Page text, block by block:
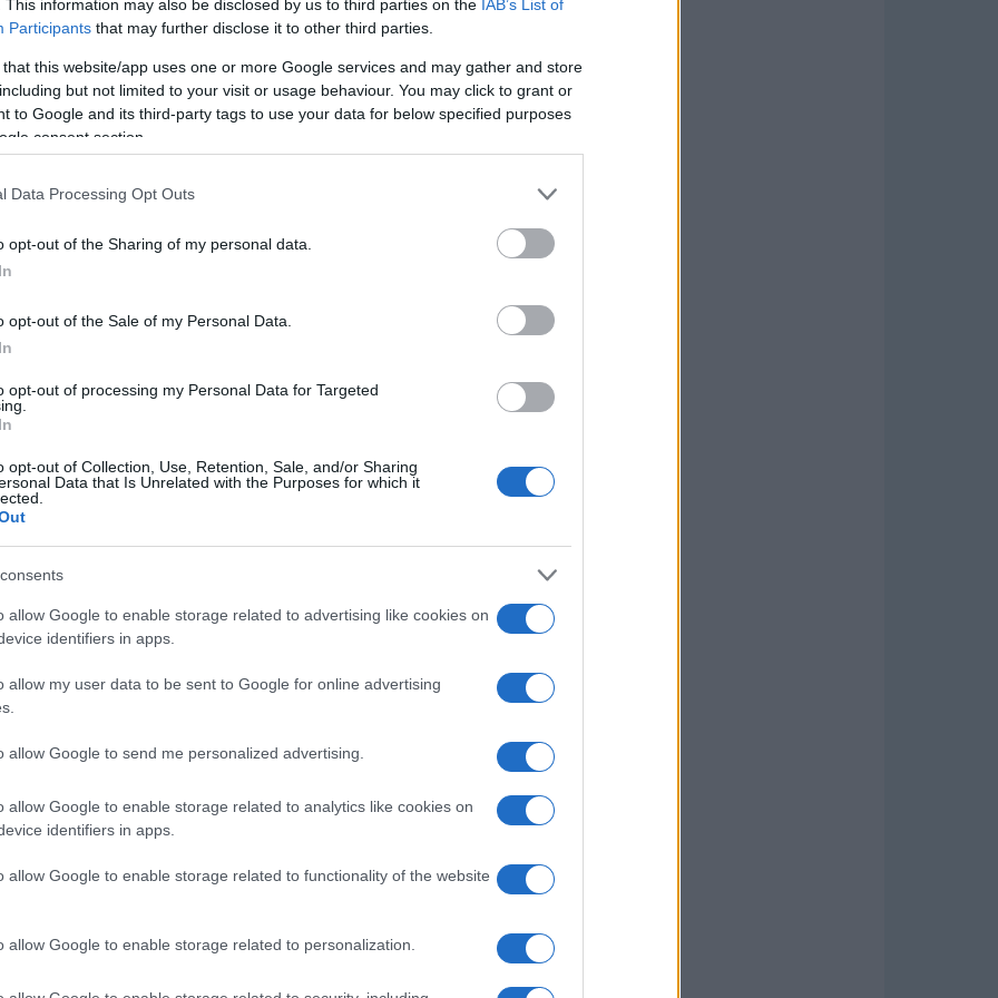
This information may also be disclosed by us to third parties on the IAB’s List of
Participants that may further disclose it to other third parties.
that this website/app uses one or more Google services and may gather and store
but not limited to your visit or usage behaviour. You may click to grant or
to Google and its third-party tags to use your data for below specified purposes
consent section.
Data Processing Opt Outs
opt-out of the Sharing of my personal data.
opt-out of the Sale of my Personal Data.
opt-out of processing my Personal Data for Targeted
opt-out of Collection, Use, Retention, Sale, and/or Sharing
Data that Is Unrelated with the Purposes for which it
allow Google to enable storage related to advertising like cookies on
identifiers in apps.
allow my user data to be sent to Google for online advertising
allow Google to send me personalized advertising.
allow Google to enable storage related to analytics like cookies on
identifiers in apps.
allow Google to enable storage related to functionality of the website
allow Google to enable storage related to personalization.
San Giovanni
San Giovanni es un verdadero tesoro que
y doradas, y el mar tiene ese tono
¿Te imaginas pasar tus días en una playa
talco? Es el destino ideal para familias, ya
cada rincón. Y lo mejor, ¡los precios son
son perfectos para los más pequeños, sin
es de pura relajación, como si el tiempo
playas de las famosas Maldive,
alternativa que no tiene nada que
un rincón por descubrir